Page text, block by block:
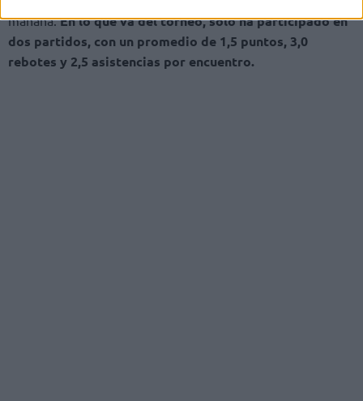
mañana.En lo que va del torneo, solo ha participado en
dos partidos, con un promedio de 1,5 puntos, 3,0
rebotes y 2,5 asistencias por encuentro.